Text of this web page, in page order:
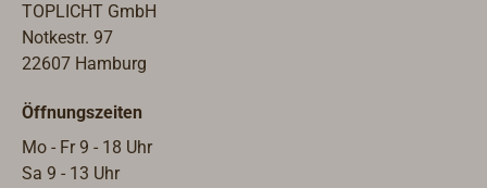
TOPLICHT GmbH
Notkestr. 97
22607 Hamburg
Öffnungszeiten
Mo - Fr 9 - 18 Uhr
Sa 9 - 13 Uhr